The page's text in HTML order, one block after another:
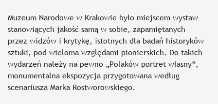
Muzeum Narodowe w Krakowie było miejscem wystaw
stanowiących jakość samą w sobie, zapamiętanych
przez widzów i krytykę, istotnych dla badań historyków
sztuki, pod wieloma względami pionierskich. Do takich
wydarzeń należy na pewno „Polaków portret własny”,
monumentalna ekspozycja przygotowana według
scenariusza Marka Rostworowskiego.